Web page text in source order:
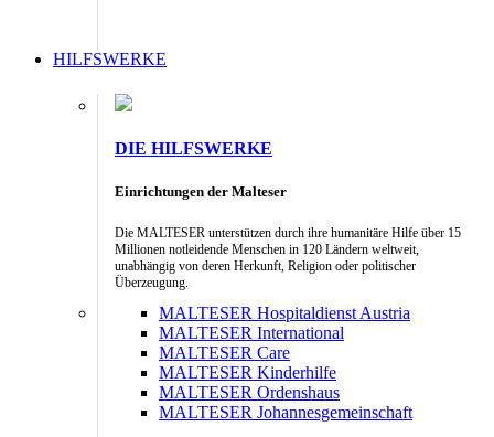
HILFSWERKE
DIE HILFSWERKE
Einrichtungen der Malteser
Die MALTESER unterstützen durch ihre humanitäre Hilfe über 15
Millionen notleidende Menschen in 120 Ländern weltweit,
unabhängig von deren Herkunft, Religion oder politischer
Überzeugung.
MALTESER Hospitaldienst Austria
MALTESER International
MALTESER Care
MALTESER Kinderhilfe
MALTESER Ordenshaus
MALTESER Johannesgemeinschaft